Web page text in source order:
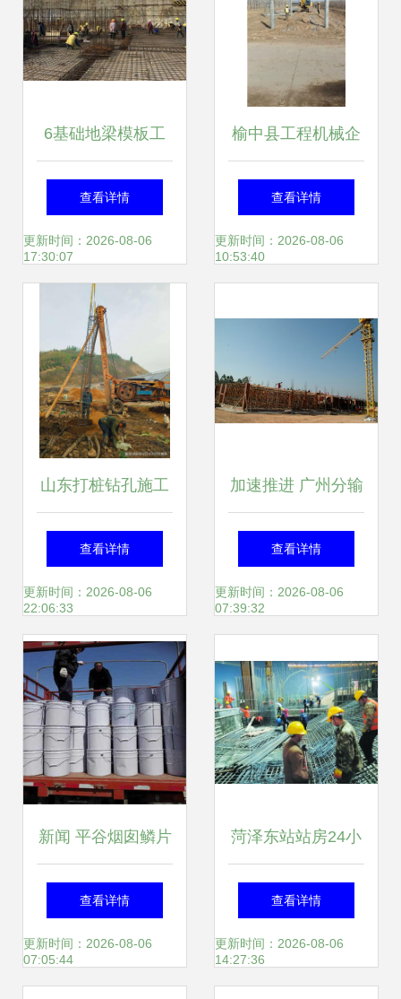
6基础地梁模板工
程量计算
查看详情
更新时间：2026-08-06
17:30:07
榆中县工程机械企
业黄页——助力工
程施工行业高效发
查看详情
更新时间：2026-08-06
10:53:40
山东打桩钻孔施工
队 专业桩基施工与
基础工程服务详解
查看详情
更新时间：2026-08-06
22:06:33
加速推进 广州分输
压气站进入施工冲
刺阶段
查看详情
更新时间：2026-08-06
07:39:32
新闻 平谷烟囱鳞片
胶泥防腐施工费多
少钱 廊坊义浩防腐
查看详情
更新时间：2026-08-06
07:05:44
菏泽东站站房24小
时不间断施工 11月
底将实现混凝土主
查看详情
更新时间：2026-08-06
14:27:36